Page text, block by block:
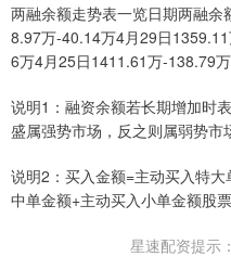
两融余额走势表一览日期两融
8.97万-40.14万4月29日
6万4月25日1411.61万-138.79
说明1：融资余额若长期增加时
盛属强势市场，反之则属弱势市
说明2：买入金额=主动买入特
中单金额+主动买入小单金额股票
星速配资提示